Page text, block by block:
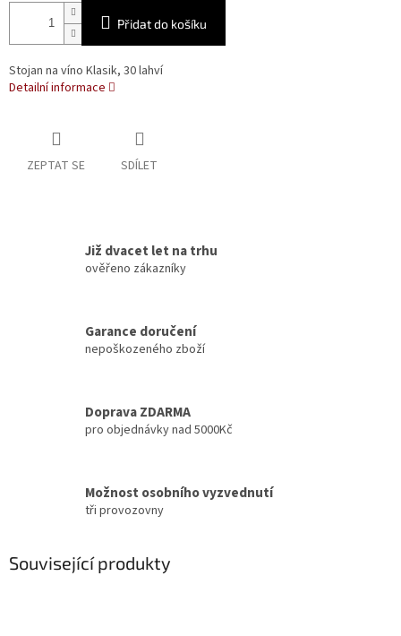
Přidat do košíku
Stojan na víno Klasik, 30 lahví
Detailní informace
ZEPTAT SE SDÍLET
Již dvacet let na trhu
ověřeno zákazníky
Garance doručení
nepoškozeného zboží
Doprava ZDARMA
pro objednávky nad 5000Kč
Možnost osobního vyzvednutí
tři provozovny
Související produkty